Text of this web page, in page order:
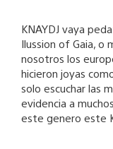
KNAYDJ vaya
Ilussion of Gaia, o
nosotros los
hicieron joyas
solo escuchar las
evidencia a
este genero este